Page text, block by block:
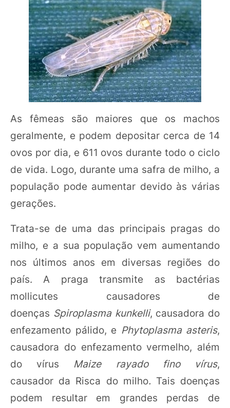
As fêmeas são maiores que os machos
geralmente, e podem depositar cerca de 14
ovos por dia, e 611 ovos durante todo o ciclo
de vida. Logo, durante uma safra de milho, a
população pode aumentar devido às várias
gerações.
Trata-se de uma das principais pragas do
milho, e a sua população vem aumentando
nos últimos anos em diversas regiões do
país. A praga transmite as bactérias
mollicutes causadores de
doenças Spiroplasma kunkelli, causadora do
enfezamento pálido, e Phytoplasma asteris,
causadora do enfezamento vermelho, além
do vírus Maize rayado fino vírus,
causador da Risca do milho. Tais doenças
podem resultar em grandes perdas de